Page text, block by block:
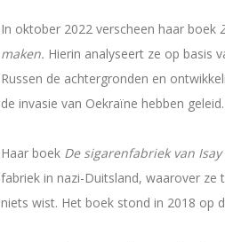
In oktober 2022 verscheen haar boek
maken. Hierin analyseert ze op basis
Russen de achtergronden en
de invasie van Oekraïne hebben geleid.
Haar boek De sigarenfabriek van
fabriek in nazi-Duitsland, waarover ze
niets wist. Het boek stond in 2018 op